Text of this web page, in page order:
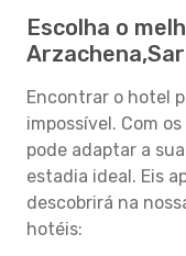
Escolha o
Encontrar o hotel
impossível. Com
pode adaptar a
estadia ideal. Eis
descobrirá na
hotéis: